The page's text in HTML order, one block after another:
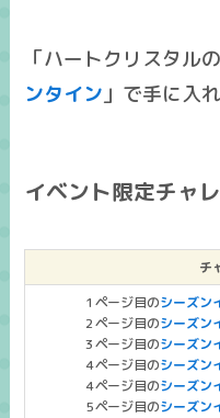
「ハートクリスタル
ンタイン 」で手に入
イベント限定チャ
チ
1ページ目のシーズン
2ページ目のシーズン
3ページ目のシーズン
4ページ目のシーズン
4ページ目のシーズン
5ページ目のシーズン